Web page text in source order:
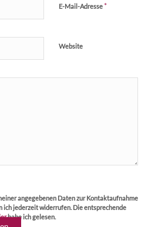
E-Mail-Adresse*
Website
angegebenen Daten zur Kontaktaufnahme
ich jederzeit widerrufen. Die entsprechende
habe ich gelesen.